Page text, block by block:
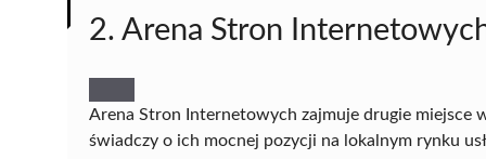
2. Arena Stron
Arena Stron Internetowych zajmuje drugie
świadczy o ich mocnej pozycji na lokalnym rynku